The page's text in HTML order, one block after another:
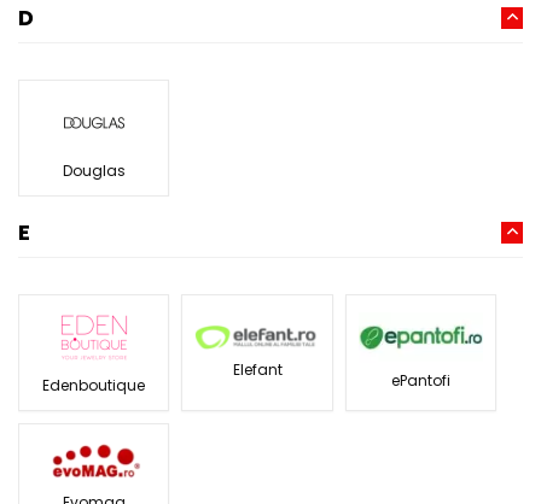
D
Douglas
E
Edenboutique
Elefant
ePantofi